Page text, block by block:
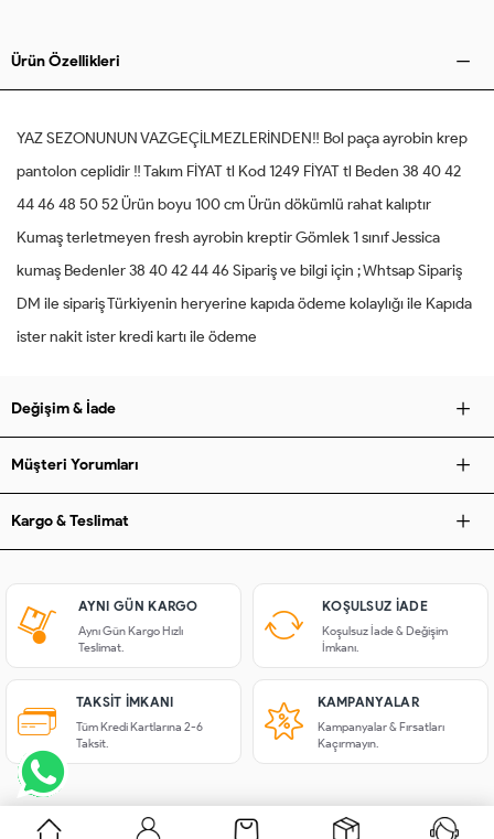
Ürün Özellikleri
YAZ SEZONUNUN VAZGEÇİLMEZLERİNDEN‼️ Bol paça ayrobin krep
pantolon ceplidir ‼️ Takım FİYAT tl Kod 1249 FİYAT tl Beden 38 40 42
44 46 48 50 52 Ürün boyu 100 cm Ürün dökümlü rahat kalıptır
Kumaş terletmeyen fresh ayrobin kreptir Gömlek 1 sınıf Jessica
kumaş Bedenler 38 40 42 44 46 Sipariş ve bilgi için ; Whtsap Sipariş
DM ile sipariş Türkiyenin heryerine kapıda ödeme kolaylığı ile Kapıda
ister nakit ister kredi kartı ile ödeme
Değişim & İade
Müşteri Yorumları
Kargo & Teslimat
AYNI GÜN KARGO
Aynı Gün Kargo Hızlı
Teslimat.
KOŞULSUZ IADE
Koşulsuz İade & Değişim
İmkanı.
TAKSIT İMKANI
Tüm Kredi Kartlarına 2-6
Taksit.
KAMPANYALAR
Kampanyalar & Fırsatları
Kaçırmayın.